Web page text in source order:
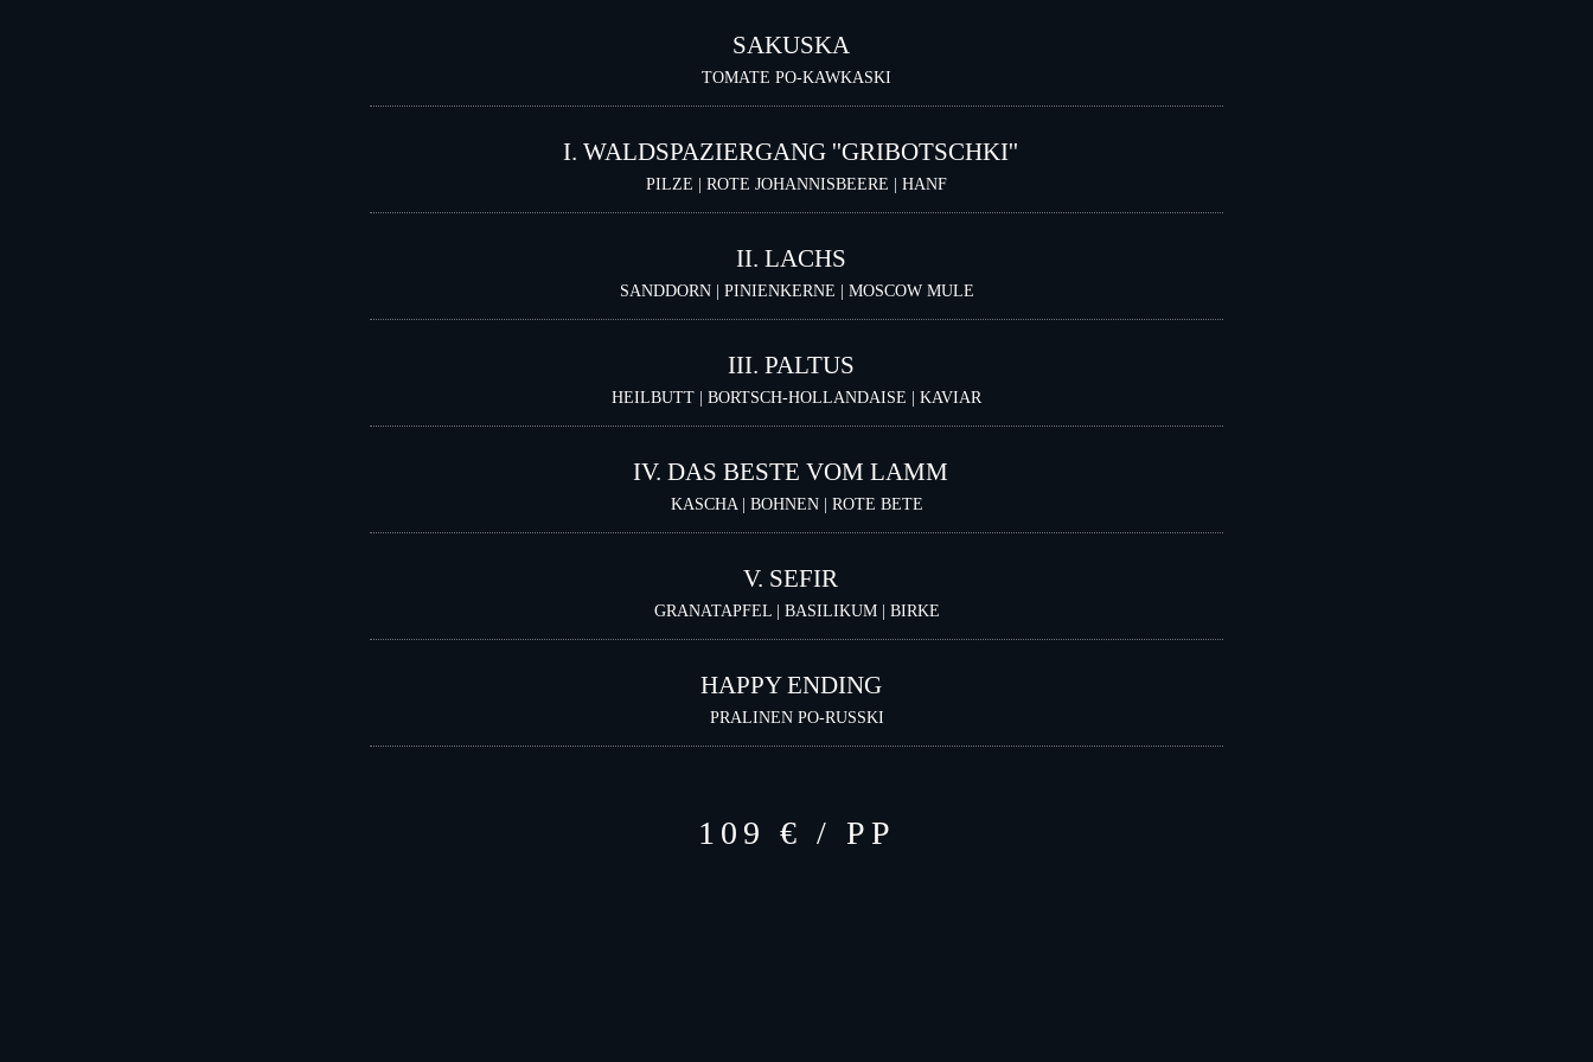
SAKUSKA
TOMATE PO-KAWKASKI
I. WALDSPAZIERGANG ''GRIBOTSCHKI''
PILZE | ROTE JOHANNISBEERE | HANF
II. LACHS
SANDDORN | PINIENKERNE | MOSCOW MULE
III. PALTUS
HEILBUTT | BORTSCH-HOLLANDAISE | KAVIAR
IV. DAS BESTE VOM LAMM
KASCHA | BOHNEN | ROTE BETE
V. SEFIR
GRANATAPFEL | BASILIKUM | BIRKE
HAPPY ENDING
PRALINEN PO-RUSSKI
109 € / PP